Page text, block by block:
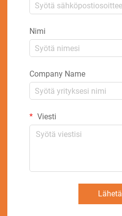
Nimi
Company Name
Viesti
Lähetä